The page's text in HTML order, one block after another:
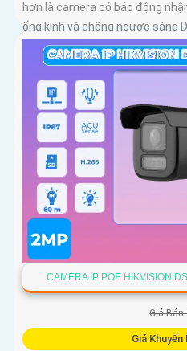
hơn là camera có báo động
ống kính và chống ngược sáng
hơn dù ở môi trường ánh sáng
CAMERA IP POE HIKVISION
Giá
Giá Khuyến